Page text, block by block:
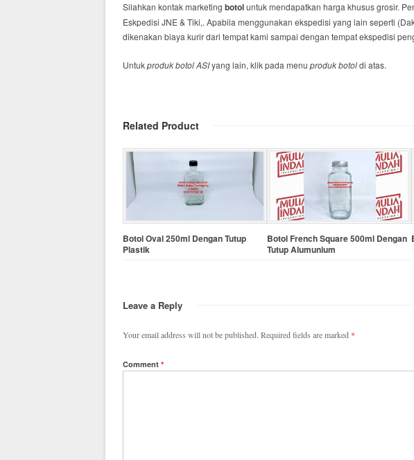
Silahkan kontak marketing botoluntuk mendapatkan harga khusus grosir.
Eskpedisi JNE & Tiki,. Apabila menggunakan ekspedisi yang lain seperti
dikenakan biaya kurir dari tempat kami sampai dengan tempat ekspedisi
Untukproduk botol ASIyang lain, klik pada menu produk botoldi atas.
Related Product
Botol Oval 250ml Dengan Tutup
Plastik
Botol French Square 500ml Dengan
Tutup Alumunium
Leave a Reply
Your email address will not be published. Required fields are marked *
Comment *